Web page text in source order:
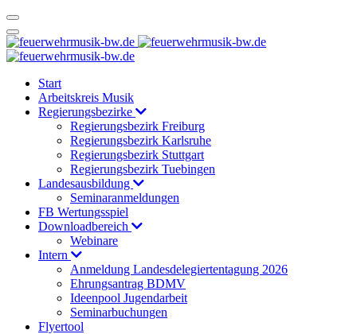
Start
Arbeitskreis Musik
Regierungsbezirke
Regierungsbezirk Freiburg
Regierungsbezirk Karlsruhe
Regierungsbezirk Stuttgart
Regierungsbezirk Tuebingen
Landesausbildung
Seminaranmeldungen
FB Wertungsspiel
Downloadbereich
Webinare
Intern
Anmeldung Landesdelegiertentagung 2026
Ehrungsantrag BDMV
Ideenpool Jugendarbeit
Seminarbuchungen
Flyertool